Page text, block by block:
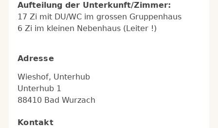
Aufteilung der Unterkunft/Zimmer:
17 Zi mit DU/WC im grossen Gruppenhaus
6 Zi im kleinen Nebenhaus (Leiter !)
Adresse
Wieshof, Unterhub
Unterhub 1
88410 Bad Wurzach
Kontakt